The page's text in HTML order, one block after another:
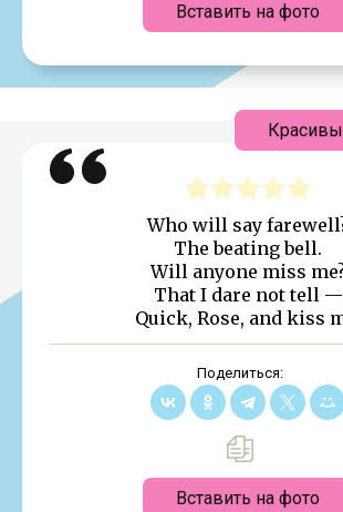
Вставить на фото
Who will say
The beating bell.
Will anyone miss
That I dare not tell —
Quick, Rose, and kiss
Поделиться:
Вставить на фото